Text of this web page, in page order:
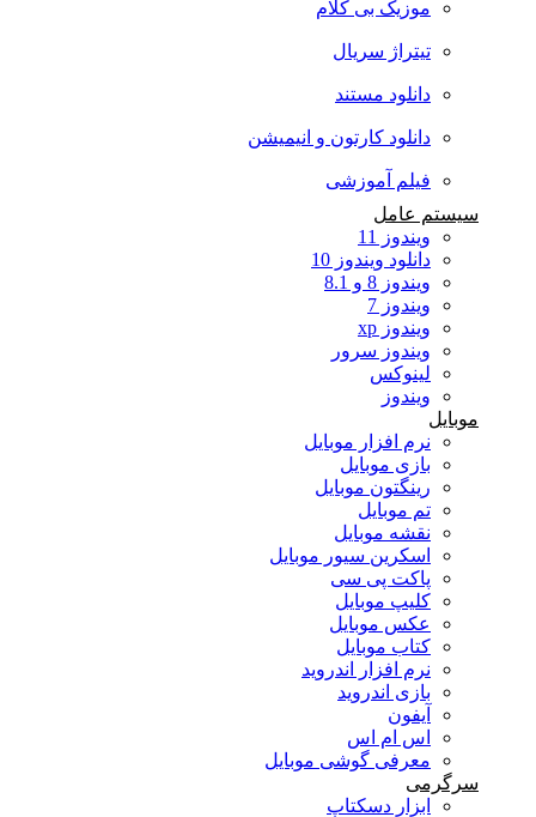
موزیک بی کلام
تیتراژ سریال
دانلود مستند
دانلود کارتون و انیمیشن
فیلم آموزشی
سیستم عامل
ویندوز 11
دانلود ویندوز 10
ویندوز 8 و 8.1
ویندوز 7
ویندوز xp
ویندوز سرور
لینوکس
ویندوز
موبایل
نرم افزار موبایل
بازی موبایل
رینگتون موبایل
تم موبایل
نقشه موبایل
اسکرین سیور موبایل
پاکت پی سی
کلیپ موبایل
عکس موبایل
کتاب موبایل
نرم افزار اندروید
بازی اندروید
آیفون
اس ام اس
معرفی گوشی موبایل
سرگرمی
ابزار دسکتاپ